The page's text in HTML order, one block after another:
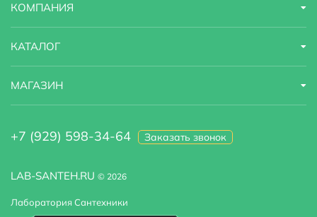
LAB-SANTEH.RU © 2026
Лаборатория Сантехники
КОМПАНИЯ
КАТАЛОГ
МАГАЗИН
+7 (929) 598-34-64 Заказать звонок